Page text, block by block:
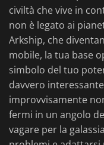
civiltà che vive in
non è legato ai
Arkship, che
mobile, la tua base
simbolo del tuo
davvero
improvvisamente
fermi in un angolo
vagare per la